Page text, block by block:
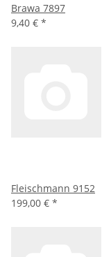
Brawa 7897
9,40 € *
Fleischmann 9152
199,00 € *